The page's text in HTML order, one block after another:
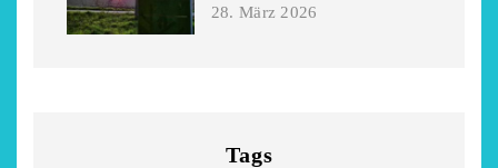
28. März 2026
Tags